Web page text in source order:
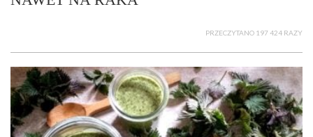
PRZECZYTANO 197 424 RAZY